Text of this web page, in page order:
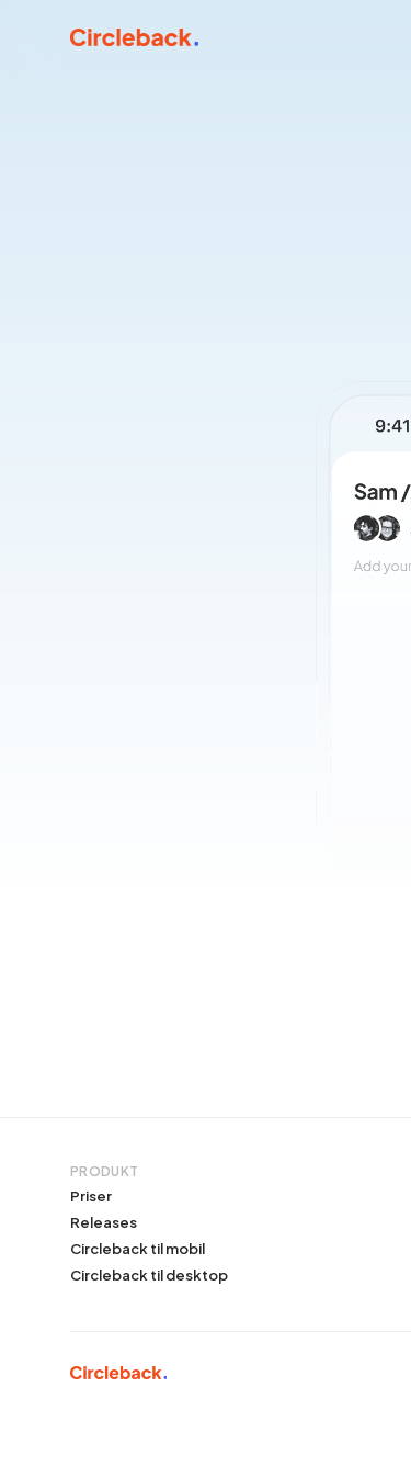
PRODUKT
Priser
Releases
Circleback til mobil
Circleback til desktop